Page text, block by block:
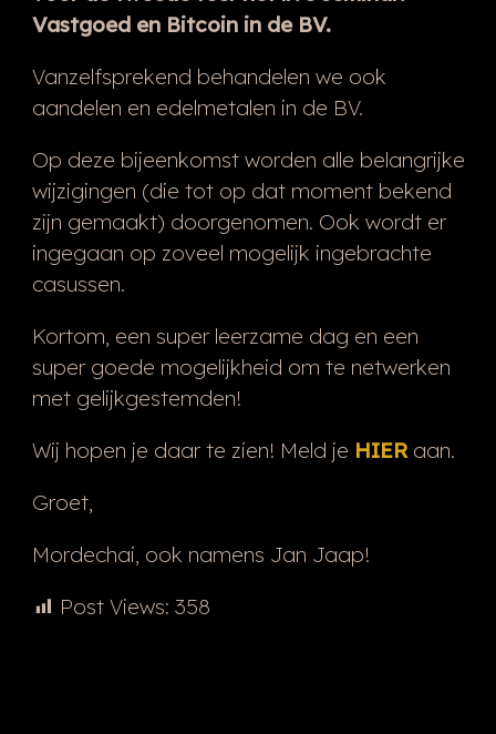
Vastgoed en Bitcoin in de BV.
Vanzelfsprekend behandelen we ook
aandelen en edelmetalen in de BV.
Op deze bijeenkomst worden alle belangrijke
wijzigingen (die tot op dat moment bekend
zijn gemaakt) doorgenomen. Ook wordt er
ingegaan op zoveel mogelijk ingebrachte
casussen.
Kortom, een super leerzame dag en een
super goede mogelijkheid om te netwerken
met gelijkgestemden!
Wij hopen je daar te zien! Meld je HIERaan.
Groet,
Mordechai, ook namens Jan Jaap!
Post Views: 358